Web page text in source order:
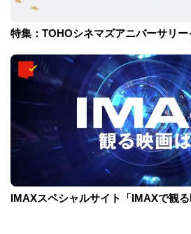
特集：TOHOシネマズアニバーサリー
IMAXスペシャルサイト「IMAXで観る